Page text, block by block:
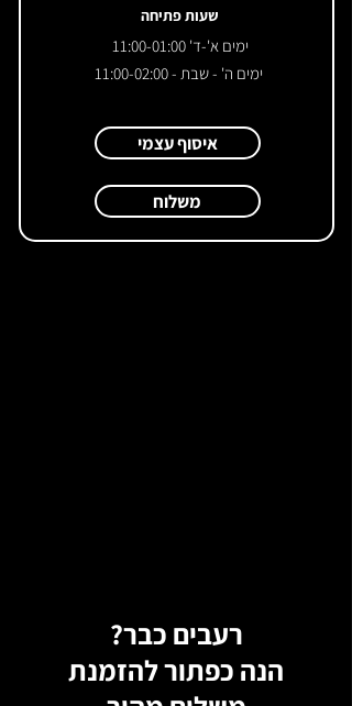
שעות פתיחה
ימים א'-ד' 11:00-01:00
ימים ה' - שבת - 11:00-02:00
איסוף עצמי
משלוח
רעבים כבר?
הנה כפתור להזמנת